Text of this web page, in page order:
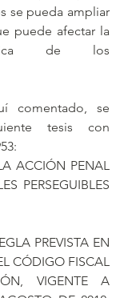
se pueda ampliar
puede afectar la
de los
comentado, se
ACCIÓN PENAL
PERSEGUIBLES
PREVISTA EN
CÓDIGO FISCAL
VIGENTE A